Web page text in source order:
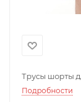
Трусы шорты
Подробности